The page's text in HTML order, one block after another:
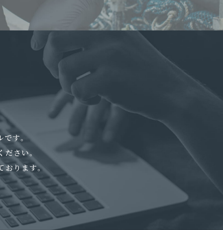
です。
さい。
おります。